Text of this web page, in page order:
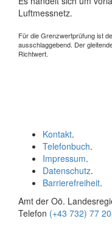
Luftmessnetz.
Für die Grenzwertprüfung ist
ausschlaggebend. Der
Richtwert.
Kontakt.
Telefonbuch.
Impressum.
Datenschutz.
Barrierefreiheit.
Amt der Oö.
Telefon (+43 732) 77